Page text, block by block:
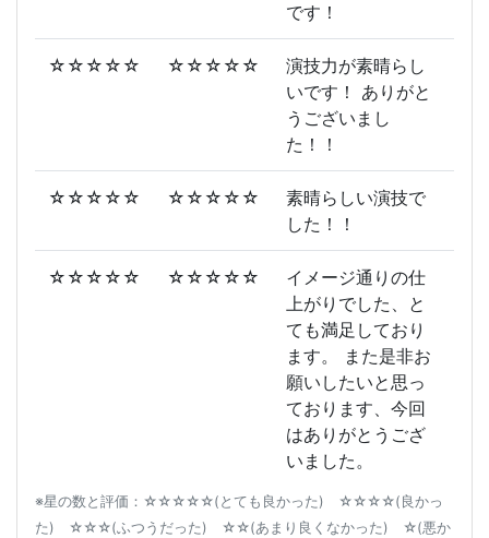
です！
☆☆☆☆☆ ☆☆☆☆☆
演技力が素晴らし
いです！ ありがと
うございまし
た！！
☆☆☆☆☆ ☆☆☆☆☆
素晴らしい演技で
した！！
☆☆☆☆☆ ☆☆☆☆☆
イメージ通りの仕
上がりでした、と
ても満足しており
ます。 また是非お
願いしたいと思っ
ております、今回
はありがとうござ
いました。
※星の数と評価：☆☆☆☆☆(とても良かった) ☆☆☆☆(良かっ
た) ☆☆☆(ふつうだった) ☆☆(あまり良くなかった) ☆(悪か